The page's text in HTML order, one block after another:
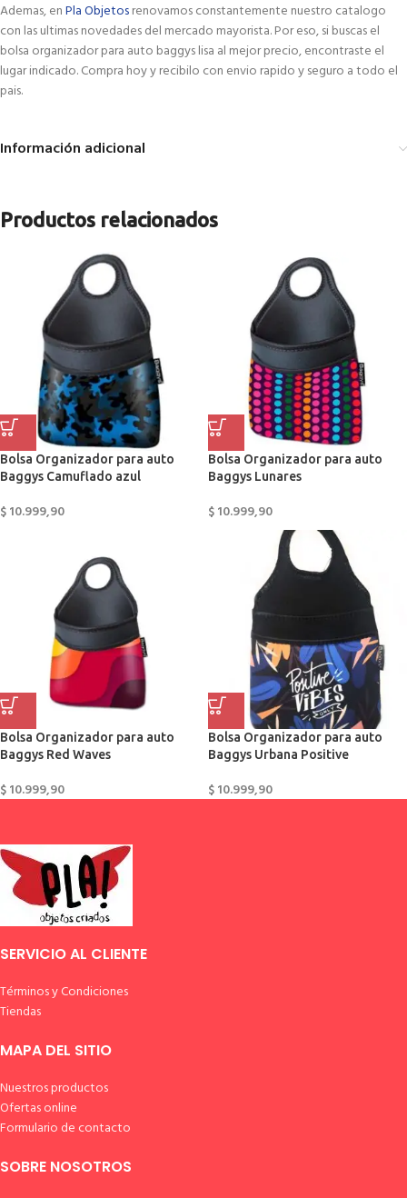
Ademas, enPla Objetosrenovamos constantemente nuestro catalogo
con las ultimas novedades del mercado mayorista. Por eso, si buscas el
bolsa organizador para auto baggys lisa al mejor precio, encontraste el
lugar indicado. Compra hoy y recibilo con envio rapido y seguro a todo el
pais.
Información adicional
Productos relacionados
Bolsa Organizador para auto
Baggys Camuflado azul
$10.999,90
Bolsa Organizador para auto
Baggys Lunares
$10.999,90
Bolsa Organizador para auto
Baggys Red Waves
$10.999,90
Bolsa Organizador para auto
Baggys Urbana Positive
$10.999,90
SERVICIO AL CLIENTE
Términos y Condiciones
Tiendas
MAPA DEL SITIO
Nuestros productos
Ofertas online
Formulario de contacto
SOBRE NOSOTROS